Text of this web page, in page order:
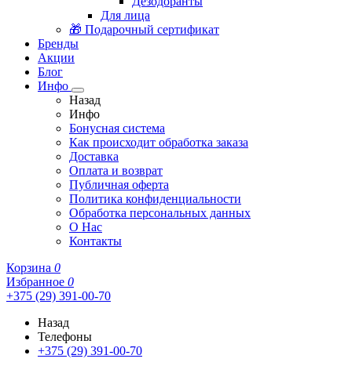
Для лица
🎁 Подарочный сертификат
Бренды
Акции
Блог
Инфо
Назад
Инфо
Бонусная система
Как происходит обработка заказа
Доставка
Оплата и возврат
Публичная оферта
Политика конфиденциальности
Обработка персональных данных
О Нас
Контакты
Корзина 0
Избранное 0
+375 (29) 391-00-70
Назад
Телефоны
+375 (29) 391-00-70